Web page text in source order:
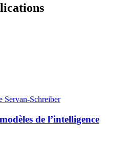
Servan-Schreiber
de l’intelligence